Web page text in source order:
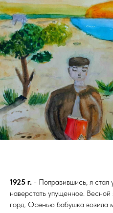
1925 г. - Поправившись, я стал
наверстать упущенное.
горд. Осенью бабушка возила